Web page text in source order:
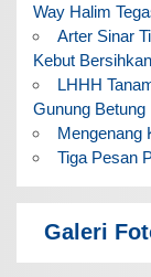
Way Halim
Arter Sinar
Kebut
LHHH
Gunung Betung
Mengenang
Tiga Pesan
Galeri